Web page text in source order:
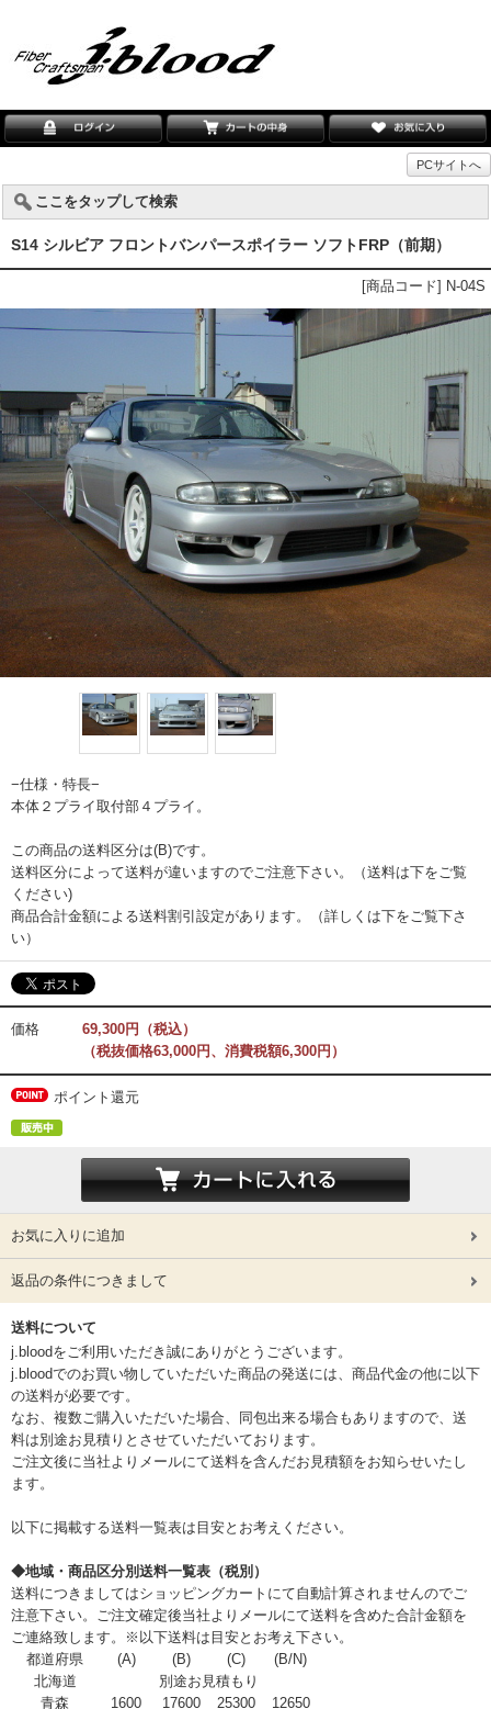
PCサイトへ
ここをタップして検索
S14 シルビア フロントバンパースポイラー ソフトFRP（前期）
[商品コード] N-04S
−仕様・特長−
本体２プライ取付部４プライ。
この商品の送料区分は(B)です。
送料区分によって送料が違いますのでご注意下さい。（送料は下をご覧
ください)
商品合計金額による送料割引設定があります。（詳しくは下をご覧下さ
い）
価格
69,300円（税込）
（税抜価格63,000円、消費税額6,300円）
ポイント還元
お気に入りに追加
返品の条件につきまして
送料について
j.bloodをご利用いただき誠にありがとうございます。
j.bloodでのお買い物していただいた商品の発送には、商品代金の他に以下
の送料が必要です。
なお、複数ご購入いただいた場合、同包出来る場合もありますので、送
料は別途お見積りとさせていただいております。
ご注文後に当社よりメールにて送料を含んだお見積額をお知らせいたし
ます。
以下に掲載する送料一覧表は目安とお考えください。
◆地域・商品区分別送料一覧表（税別）
送料につきましてはショッピングカートにて自動計算されませんのでご
注意下さい。ご注文確定後当社よりメールにて送料を含めた合計金額を
ご連絡致します。※以下送料は目安とお考え下さい。
都道府県
(A) (B) (C)
(B/N)
北海道
別途お見積もり
青森
1600 17600 25300
12650